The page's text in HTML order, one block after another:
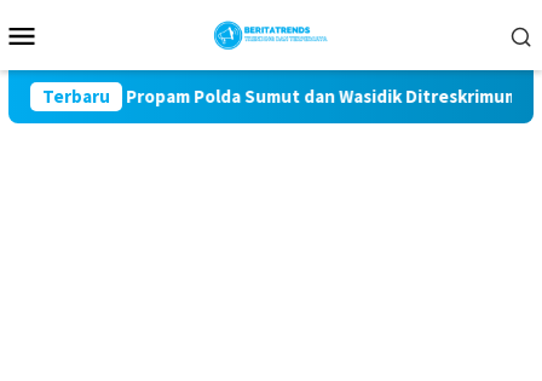
ke
Mobile
Terbaru
Miris! Propam Polda Sumut dan Wasidik Ditreskrimum Diduga